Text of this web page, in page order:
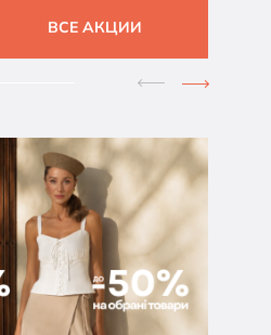
ВСЕ АКЦИИ